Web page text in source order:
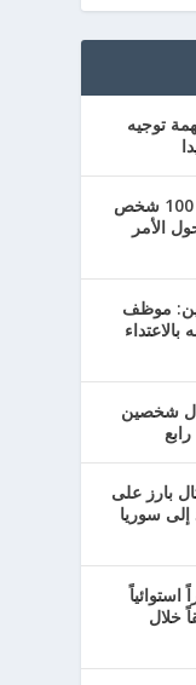
توجيه
قنديل بحر ملون يلسع أكثر من 100 شخص
الأمر
موظف
شخصين
بارز على
سوريا
استوائياً
خلال